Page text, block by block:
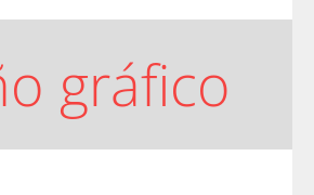
gráfico